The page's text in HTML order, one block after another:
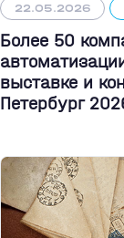
22.05.2026
Более 50
выставке и
Петербург